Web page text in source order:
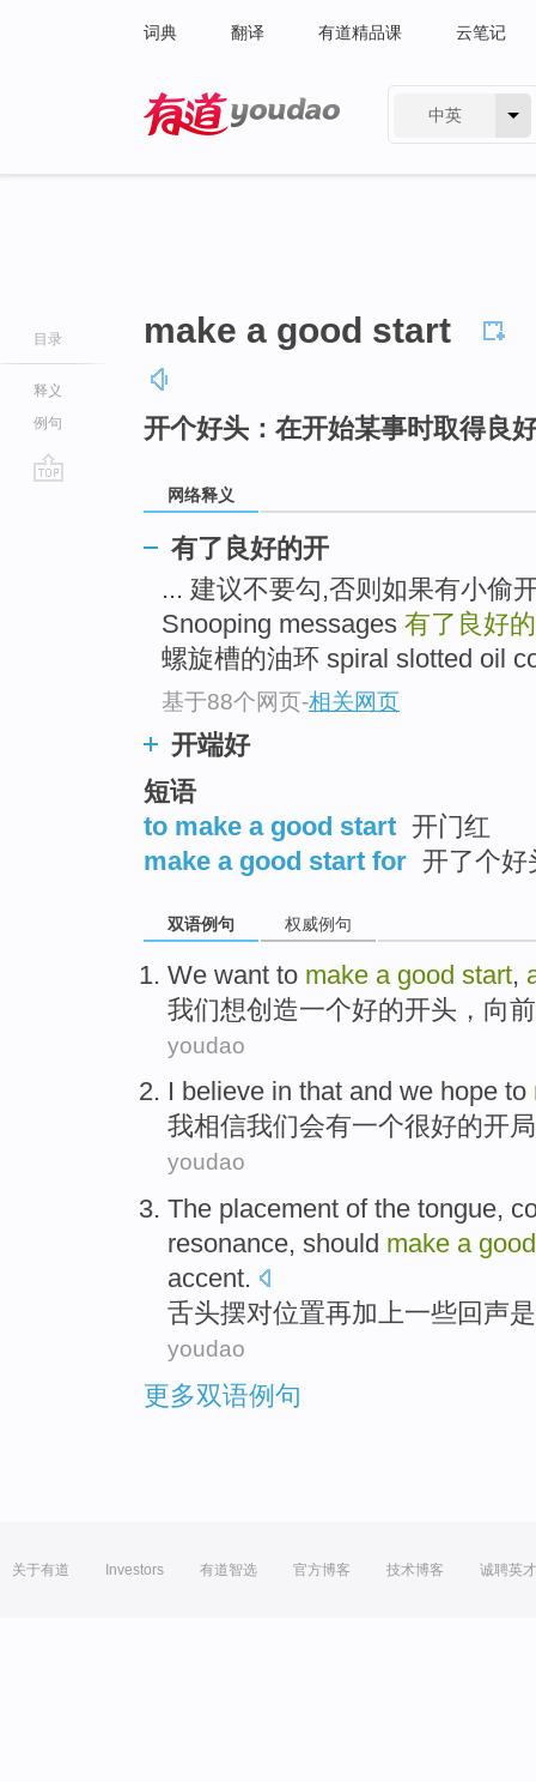
词典 翻译 有道精品课 云笔记
中英
目录
释义
例句
make a good start
开个好头：在开始某事时取得良
网络释义
有了良好的开
... 建议不要勾,否则如果有小偷
Snooping messages 有了良好
螺旋槽的油环 spiral slotted oil
基于88个网页-相关网页
开端好
短语
to make a good start 开门红
make a good start for 开了个好
双语例句 权威例句
We want to make a good start,
我们想创造一个好的开头 ，向
youdao
I believe in that and we hope to
我相信我们会有一个很好的开
youdao
The placement of the tongue,
resonance, should make a good
accent.
舌头摆对位置再加上一些回声是
youdao
更多双语例句
关于有道 Investors 有道智选 官方博客 技术博客 诚聘英才